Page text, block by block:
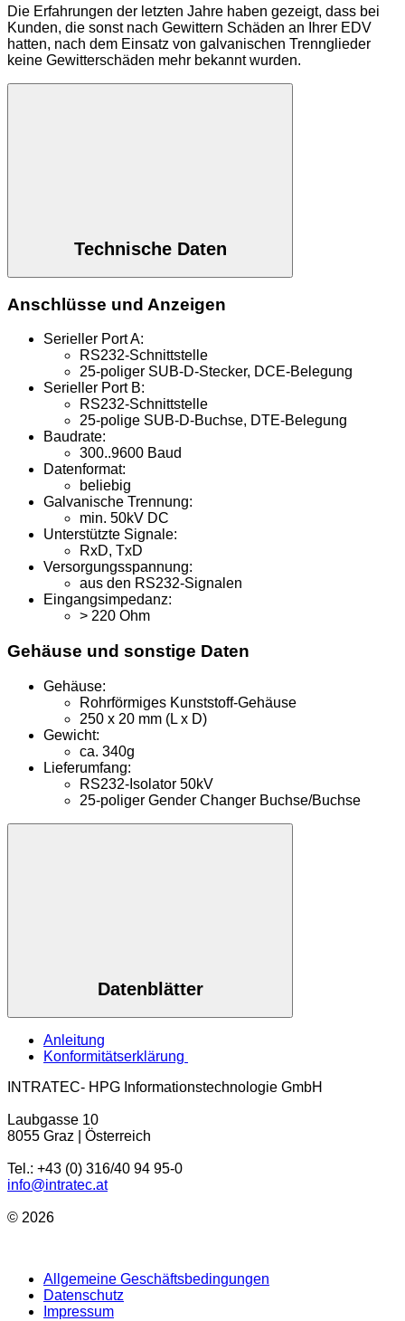
Die Erfahrungen der letzten Jahre haben gezeigt, dass bei
Kunden, die sonst nach Gewittern Schäden an Ihrer EDV
hatten, nach dem Einsatz von galvanischen Trennglieder
keine Gewitterschäden mehr bekannt wurden.
Technische Daten
Anschlüsse und Anzeigen
Serieller Port A:
RS232-Schnittstelle
25-poliger SUB-D-Stecker, DCE-Belegung
Serieller Port B:
RS232-Schnittstelle
25-polige SUB-D-Buchse, DTE-Belegung
Baudrate:
300..9600 Baud
Datenformat:
beliebig
Galvanische Trennung:
min. 50kV DC
Unterstützte Signale:
RxD, TxD
Versorgungsspannung:
aus den RS232-Signalen
Eingangsimpedanz:
> 220 Ohm
Gehäuse und sonstige Daten
Gehäuse:
Rohrförmiges Kunststoff-Gehäuse
250 x 20 mm (L x D)
Gewicht:
ca. 340g
Lieferumfang:
RS232-Isolator 50kV
25-poliger Gender Changer Buchse/Buchse
Datenblätter
Anleitung
Konformitätserklärung
INTRATEC- HPG Informationstechnologie GmbH
Laubgasse 10
8055 Graz | Österreich
Tel.: +43 (0) 316/40 94 95-0
info@intratec.at
© 2026
Allgemeine Geschäftsbedingungen
Datenschutz
Impressum